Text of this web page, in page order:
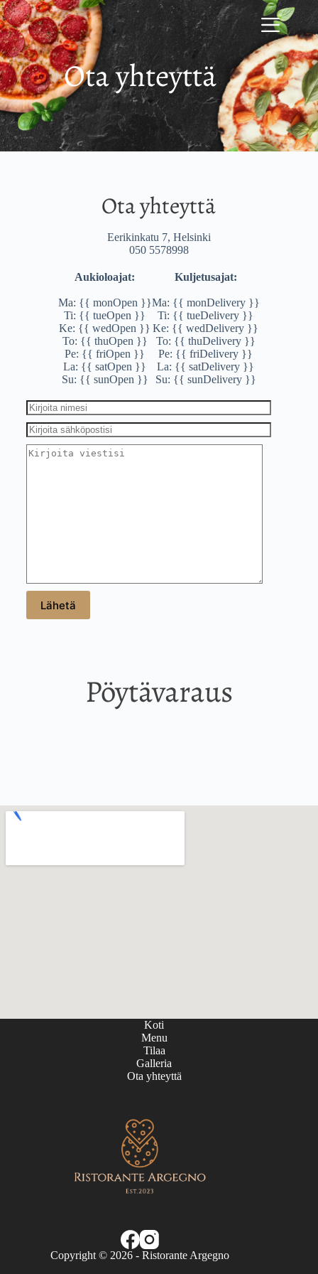
Ota yhteyttä
Ota yhteyttä
Eerikinkatu 7, Helsinki
050 5578998
Aukioloajat:
Ma: {{ monOpen }}
Ti: {{ tueOpen }}
Ke: {{ wedOpen }}
To: {{ thuOpen }}
Pe: {{ friOpen }}
La: {{ satOpen }}
Su: {{ sunOpen }}
Kuljetusajat:
Ma: {{ monDelivery }}
Ti: {{ tueDelivery }}
Ke: {{ wedDelivery }}
To: {{ thuDelivery }}
Pe: {{ friDelivery }}
La: {{ satDelivery }}
Su: {{ sunDelivery }}
Pöytävaraus
Koti
Menu
Tilaa
Galleria
Ota yhteyttä
Copyright © 2026 - Ristorante Argegno